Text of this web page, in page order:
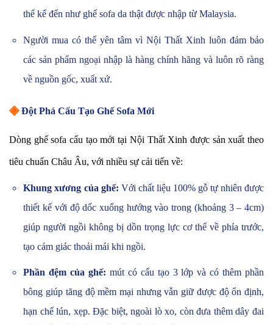
thể kể đến như ghế sofa da thật được nhập từ Malaysia.
Người mua có thể yên tâm vì Nội Thất Xinh luôn đảm bảo
các sản phẩm ngoại nhập là hàng chính hãng và luôn rõ ràng
về nguồn gốc, xuất xứ.
◈ Đột Phá Cấu Tạo Ghế Sofa Mới
Dòng ghế sofa cấu tạo mới tại Nội Thất Xinh được sản xuất theo
tiêu chuẩn Châu Âu, với nhiều sự cải tiến về:
Khung xương của ghế: Với chất liệu 100% gỗ tự nhiên được
thiết kế với độ dốc xuống hướng vào trong (khoảng 3 – 4cm)
giúp người ngồi không bị dồn trọng lực cơ thể về phía trước,
tạo cảm giác thoải mái khi ngồi.
Phần đệm của ghế: mút có cấu tạo 3 lớp và có thêm phần
bông giúp tăng độ mềm mại nhưng vẫn giữ được độ ổn định,
hạn chế lún, xẹp. Đặc biệt, ngoài lò xo, còn đưa thêm dây đai